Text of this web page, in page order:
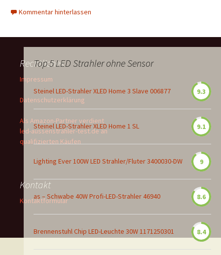
Kommentar hinterlassen
Top 5 LED Strahler ohne Sensor
Steinel LED-Strahler XLED Home 3 Slave 006877 9.3
Steinel LED-Strahler XLED Home 1 SL 9.1
Lighting Ever 100W LED Strahler/Fluter 3400030-DW 9
as – Schwabe 40W Profi-LED-Strahler 46940 8.6
Brennenstuhl Chip LED-Leuchte 30W 1171250301 8.4
Rechtliches
Impressum
Datenschutzerklärung
Als Amazon-Partner verdient
led-aussenstrahler-test.de an
qualifizierten Käufen
Kontakt
Kontaktformular